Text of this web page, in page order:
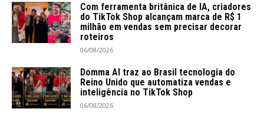
Com ferramenta britânica de IA, criadores
do TikTok Shop alcançam marca de R$ 1
milhão em vendas sem precisar decorar
roteiros
06/08/2026
Domma AI traz ao Brasil tecnologia do
Reino Unido que automatiza vendas e
inteligência no TikTok Shop
06/08/2026